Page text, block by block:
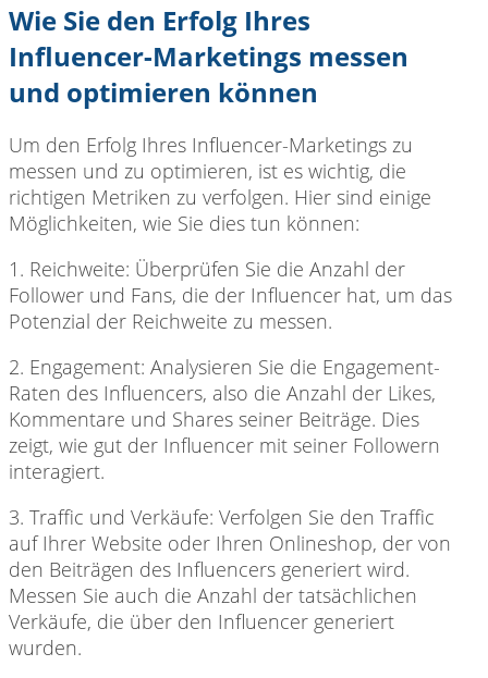
Wie Sie den Erfolg Ihres
Influencer-Marketings messen
und optimieren können
Um den Erfolg Ihres Influencer-Marketings zu
messen und zu optimieren, ist es wichtig, die
richtigen Metriken zu verfolgen. Hier sind einige
Möglichkeiten, wie Sie dies tun können:
1. Reichweite: Überprüfen Sie die Anzahl der
Follower und Fans, die der Influencer hat, um das
Potenzial der Reichweite zu messen.
2. Engagement: Analysieren Sie die Engagement-
Raten des Influencers, also die Anzahl der Likes,
Kommentare und Shares seiner Beiträge. Dies
zeigt, wie gut der Influencer mit seiner Followern
interagiert.
3. Traffic und Verkäufe: Verfolgen Sie den Traffic
auf Ihrer Website oder Ihren Onlineshop, der von
den Beiträgen des Influencers generiert wird.
Messen Sie auch die Anzahl der tatsächlichen
Verkäufe, die über den Influencer generiert
wurden.